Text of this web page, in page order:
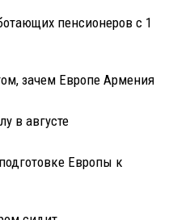
пенсионеров с 1
зачем Европе Армения
в августе
Европы к